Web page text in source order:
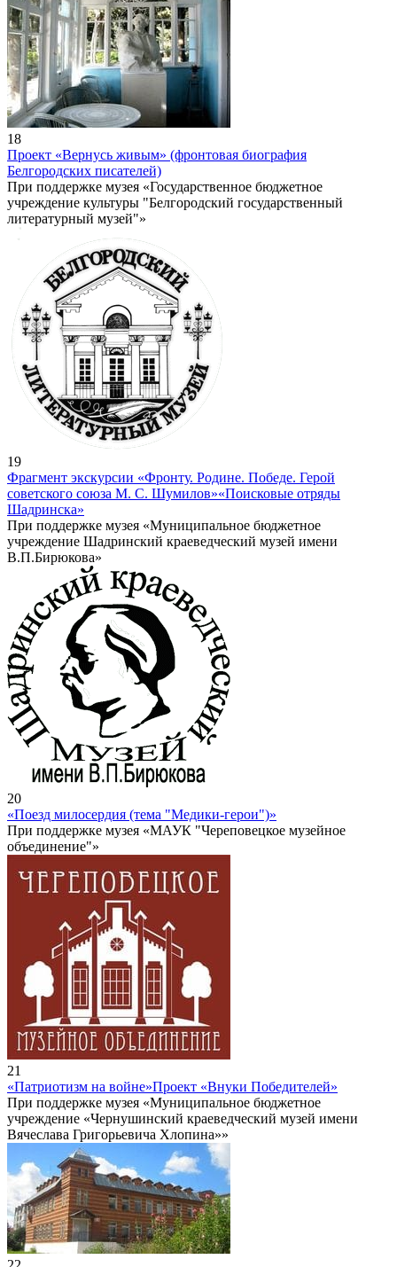
18
Проект «Вернусь живым» (фронтовая биография
Белгородских писателей)
При поддержке музея «Государственное бюджетное
учреждение культуры "Белгородский государственный
литературный музей"»
19
Фрагмент экскурсии «Фронту. Родине. Победе. Герой
советского союза М. С. Шумилов»«Поисковые отряды
Шадринска»
При поддержке музея «Муниципальное бюджетное
учреждение Шадринский краеведческий музей имени
В.П.Бирюкова»
20
«Поезд милосердия (тема "Медики-герои")»
При поддержке музея «МАУК "Череповецкое музейное
объединение"»
21
«Патриотизм на войне»Проект «Внуки Победителей»
При поддержке музея «Муниципальное бюджетное
учреждение «Чернушинский краеведческий музей имени
Вячеслава Григорьевича Хлопина»»